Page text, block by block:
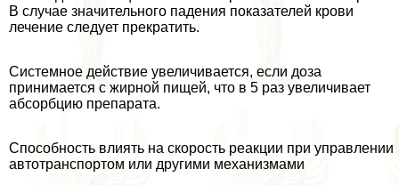
В случае значительного падения показателей крови
лечение следует прекратить.
Системное действие увеличивается, если доза
принимается с жирной пищей, что в 5 раз увеличивает
абсорбцию препарата.
Способность влиять на скорость реакции при управлении
автотрaнcпортом или другими механизмами